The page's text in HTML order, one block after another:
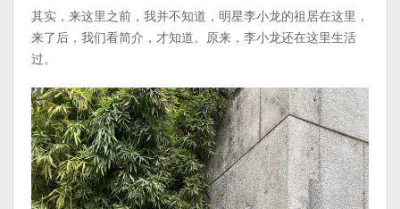
其实，来这里之前，我并不知道，明星李小龙的祖居在这里，
来了后，我们看简介，才知道。原来，李小龙还在这里生活
过。